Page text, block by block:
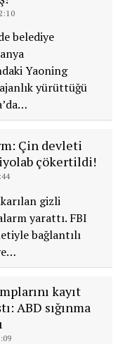
belediye
Yaoning
yürüttüğü
Çin devleti
çökertildi!
gizli
yarattı. FBI
bağlantılı
kayıt
ABD sığınma